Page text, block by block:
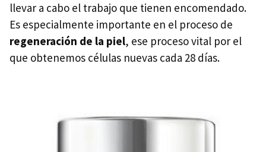
llevar a cabo el trabajo que tienen encomendado.
Es especialmente importante en el proceso de
regeneración de la piel, ese proceso vital por el
que obtenemos células nuevas cada 28 días.